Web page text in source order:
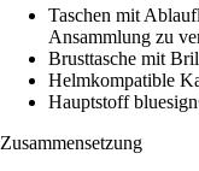
Taschen mit
Ansammlung zu
Brusttasche mit
Helmkompatible
Hauptstoff
Zusammensetzung